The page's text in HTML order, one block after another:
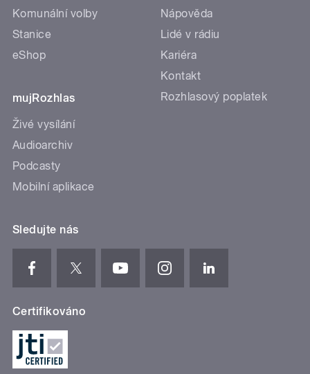
Komunální volby
Stanice
eShop
mujRozhlas
Živé vysílání
Audioarchiv
Podcasty
Mobilní aplikace
Nápověda
Lidé v rádiu
Kariéra
Kontakt
Rozhlasový poplatek
Sledujte nás
Certifikováno